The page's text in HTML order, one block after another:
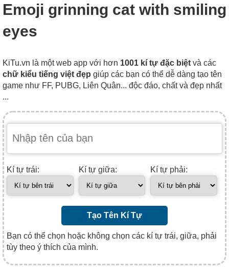
Emoji grinning cat with smiling
eyes
KiTu.vn là một web app với hơn 1001 kí tự đặc biệt và các
chữ kiểu tiếng việt đẹp giúp các bạn có thể dễ dàng tạo tên
game như FF, PUBG, Liên Quân... độc đáo, chất và đẹp nhất
...
Kí tự trái: Kí tự giữa: Kí tự phải:
Tạo Tên Kí Tự
Bạn có thể chọn hoặc không chọn các kí tự trái, giữa, phải
tùy theo ý thích của mình.